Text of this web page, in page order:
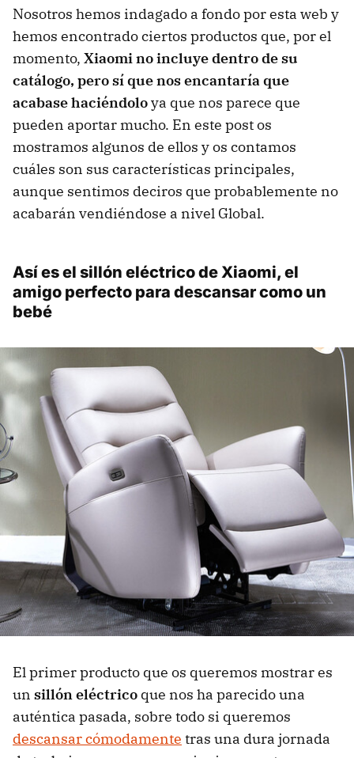
Nosotros hemos indagado a fondo por esta web y
hemos encontrado ciertos productos que, por el
momento, Xiaomi no incluye dentro de su
catálogo, pero sí que nos encantaría que
acabase haciéndoloya que nos parece que
pueden aportar mucho. En este post os
mostramos algunos de ellos y os contamos
cuáles son sus características principales,
aunque sentimos deciros que probablemente no
acabarán vendiéndose a nivel Global.
Así es el sillón eléctrico de Xiaomi, el
amigo perfecto para descansar como un
bebé
El primer producto que os queremos mostrar es
un sillón eléctrico que nos ha parecido una
auténtica pasada, sobre todo si queremos
descansar cómodamente tras una dura jornada